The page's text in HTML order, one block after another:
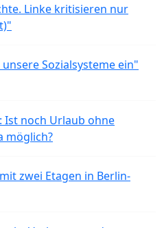
Linke kritisieren nur
Sozialsysteme ein"
Ist noch Urlaub ohne
möglich?
zwei Etagen in Berlin-